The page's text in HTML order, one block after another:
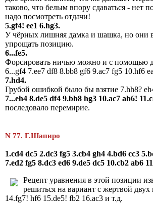
таково, что белым впору сдаваться - нет
надо посмотреть отдачи!
5.gf4! ee1 6.hg3.
У чёрных лишняя дамка и шашка, но они
упрощать позицию.
6...fe5.
Форсировать ничью можно и с помощью
6...gf4 7.ee7 df8 8.bb8 gf6 9.ac7 fg5 10.hf6
7.hd4.
Грубой ошибкой было бы взятие 7.hh8?
7...eh4 8.de5 df4 9.bb8 hg3 10.ac7 ab6!
последовало перемирие.
N 77. Г.Шапиро
1.cd4 dc5 2.dc3 fg5 3.cb4 gh4 4.bd6 cc3
7.ed2 fg5 8.dc3 ed6 9.de5 dc5 10.cb2 ab6
Рецепт уравнения в этой позиции
решиться на вариант с жертвой
14.fg7! hf6 15.de5! fb2 16.ac3 и т.д.